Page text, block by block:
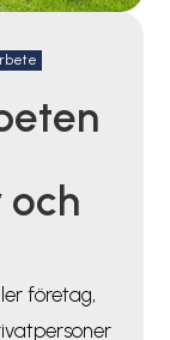
företag,